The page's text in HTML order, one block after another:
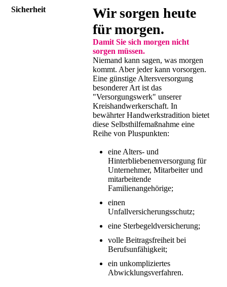
Sicherheit
Wir sorgen heute
für morgen.
Damit Sie sich morgen nicht
sorgen müssen.
Niemand kann sagen, was morgen
kommt. Aber jeder kann vorsorgen.
Eine günstige Altersversorgung
besonderer Art ist das
"Versorgungswerk" unserer
Kreishandwerkerschaft. In
bewährter Handwerkstradition bietet
diese Selbsthilfemaßnahme eine
Reihe von Pluspunkten:
eine Alters- und
Hinterbliebenenversorgung für
Unternehmer, Mitarbeiter und
mitarbeitende
Familienangehörige;
einen
Unfallversicherungsschutz;
eine Sterbegeldversicherung;
volle Beitragsfreiheit bei
Berufsunfähigkeit;
ein unkompliziertes
Abwicklungsverfahren.